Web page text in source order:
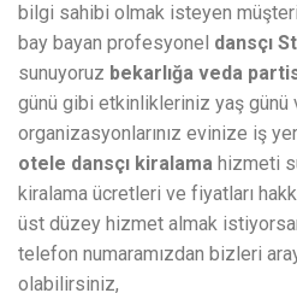
bilgi sahibi olmak isteyen
bay bayan profesyonel dansçı
sunuyoruz bekarlığa veda
günü gibi etkinlikleriniz yaş günü
organizasyonlarınız evinize iş
otele dansçı kiralama hizmeti
kiralama ücretleri ve fiyatları
üst düzey hizmet almak
telefon numaramızdan bizleri
olabilirsiniz,